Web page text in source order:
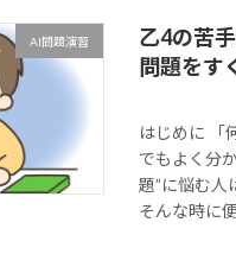
AI問題演習
乙4の苦
問題をす
はじめに 「
でもよく分
題”に悩む人
そんな時に